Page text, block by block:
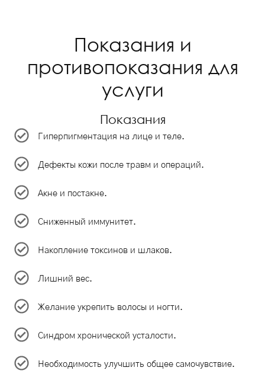
Показания и
противопоказания для
услуги
Показания
Гиперпигментация на лице и теле.
Дефекты кожи после травм и операций.
Акне и постакне.
Сниженный иммунитет.
Накопление токсинов и шлаков.
Лишний вес.
Желание укрепить волосы и ногти.
Синдром хронической усталости.
Необходимость улучшить общее самочувствие.